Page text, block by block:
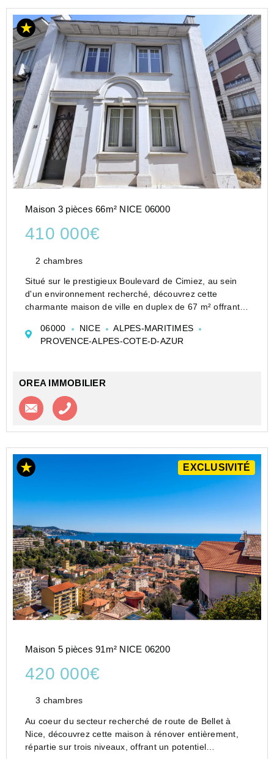
Maison 3 pièces 66m² NICE 06000
410 000€
2 chambres
Situé sur le prestigieux Boulevard de Cimiez, au sein
d'un environnement recherché, découvrez cette
charmante maison de ville en duplex de 67 m² offrant
Au rez-de-chaussée, vous profiterez d'une belle pièc...
06000 NICE
ALPES-MARITIMES
PROVENCE-ALPES-COTE-D-AZUR
OREA IMMOBILIER
Contacter l'agence
EXCLUSIVITÉ
Maison 5 pièces 91m² NICE 06200
420 000€
3 chambres
Au coeur du secteur recherché de route de Bellet à
Nice, découvrez cette maison à rénover entièrement,
répartie sur trois niveaux, offrant un potentiel